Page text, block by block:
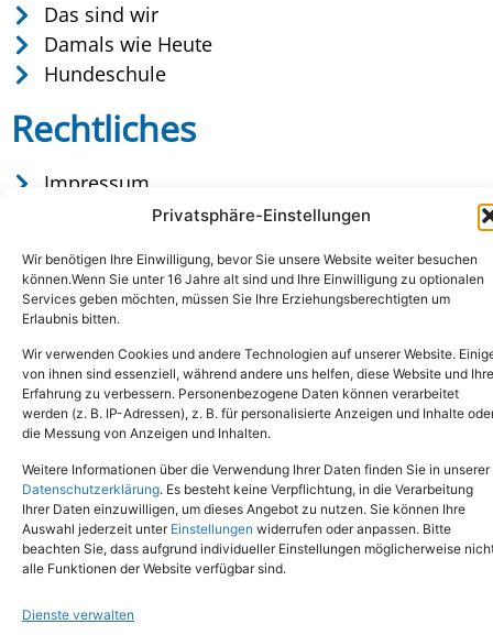
Privatsphäre-Einstellungen
Wir benötigen Ihre Einwilligung, bevor Sie unsere Website weiter besuchen
können.Wenn Sie unter 16 Jahre alt sind und Ihre Einwilligung zu optionalen
Services geben möchten, müssen Sie Ihre Erziehungsberechtigten um
Erlaubnis bitten.
Wir verwenden Cookies und andere Technologien auf unserer Website.
von ihnen sind essenziell, während andere uns helfen, diese Website und Ihre
Erfahrung zu verbessern. Personenbezogene Daten können verarbeitet
werden (z. B. IP-Adressen), z. B. für personalisierte Anzeigen und Inhalte
die Messung von Anzeigen und Inhalten.
Weitere Informationen über die Verwendung Ihrer Daten finden Sie in unserer
Datenschutzerklärung. Es besteht keine Verpflichtung, in die Verarbeitung
Ihrer Daten einzuwilligen, um dieses Angebot zu nutzen. Sie können Ihre
Auswahl jederzeit unter Einstellungen widerrufen oder anpassen. Bitte
beachten Sie, dass aufgrund individueller Einstellungen möglicherweise
alle Funktionen der Website verfügbar sind.
Dienste verwalten
Das sind wir
Damals wie Heute
Hundeschule
Rechtliches
Impressum
Datenschutz
Copyright © 2024. Alle Rechte vorbehalten.
Tel.: (02651) - 77438info@tierheim-mayen.de
In der Pluns 1, 56727 Mayen